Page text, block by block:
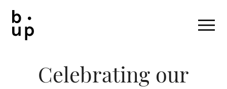
Celebrating our